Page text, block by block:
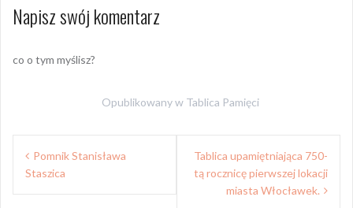
Napisz swój komentarz
co o tym myślisz?
Opublikowany w Tablica Pamięci
Nawigacja
wpisu
Pomnik Stanisława
Staszica
Tablica upamiętniająca 750-
tą rocznicę pierwszej lokacji
miasta Włocławek.